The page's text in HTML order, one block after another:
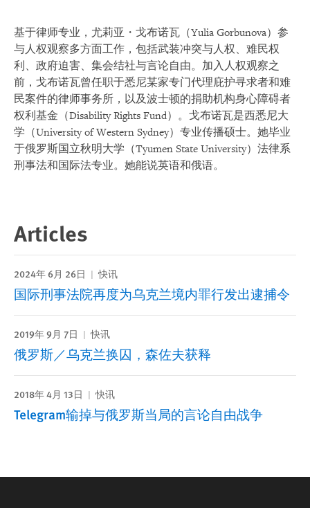
基于律师专业，尤莉亚・戈布诺瓦（Yulia Gorbunova）参
与人权观察多方面工作，包括武装冲突与人权、难民权
利、政府迫害、集会结社与言论自由。加入人权观察之
前，戈布诺瓦曾任职于悉尼某家专门代理庇护寻求者和难
民案件的律师事务所，以及波士顿的捐助机构身心障碍者
权利基金（Disability Rights Fund）。戈布诺瓦是西悉尼大
学（University of Western Sydney）专业传播硕士。她毕业
于俄罗斯国立秋明大学（Tyumen State University）法律系
刑事法和国际法专业。她能说英语和俄语。
Articles
2024年 6月 26日 快讯
国际刑事法院再度为乌克兰境内罪行发出逮捕令
2019年 9月 7日 快讯
俄罗斯／乌克兰换囚，森佐夫获释
2018年 4月 13日 快讯
Telegram输掉与俄罗斯当局的言论自由战争